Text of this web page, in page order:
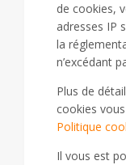
de cookies,
adresses IP
la
n’excédant
Plus de
cookies
Politique
Il vous est